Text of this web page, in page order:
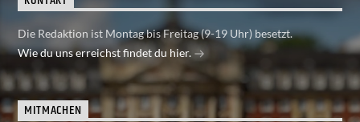
Die Redaktion ist Montag bis Freitag (9-19 Uhr) besetzt.
Wie du uns erreichst findet du hier.
MITMACHEN